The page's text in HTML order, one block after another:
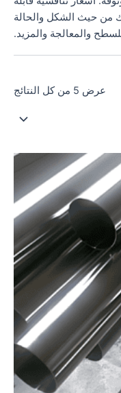
من حيث الشكل والحالة
والمعالجة والمزيد.
عرض ⁦5⁩ من كل النتائج